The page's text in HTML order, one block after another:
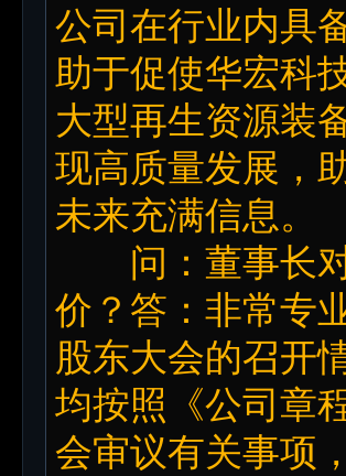
公司在行业内具
助于促使华宏科
大型再生资源装
现高质量发展，
未来充满信息。
问：董事长对
价？答：非常专
股东大会的召开
均按照《公司章
会审议有关事项